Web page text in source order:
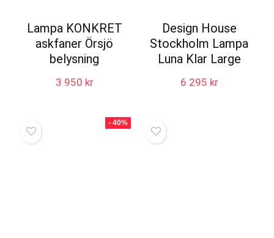
Lampa KONKRET
askfaner Örsjö
belysning
3 950 kr
Design House
Stockholm Lampa
Luna Klar Large
6 295 kr
- 40%